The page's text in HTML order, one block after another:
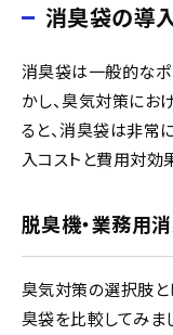
消臭袋の導
消臭袋は一般的なポ
かし、臭気対策にお
ると、消臭袋は非常
入コストと費用対効
脱臭機・業務用
臭気対策の選択肢と
臭袋を比較してみまし